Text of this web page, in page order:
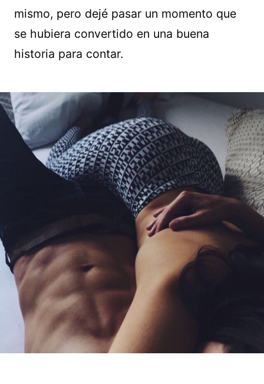
mismo, pero dejé pasar un momento que
se hubiera convertido en una buena
historia para contar.